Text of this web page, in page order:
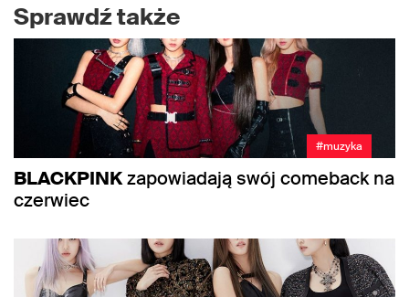
Sprawdź także
#muzyka
BLACKPINKzapowiadają swój comeback na
czerwiec